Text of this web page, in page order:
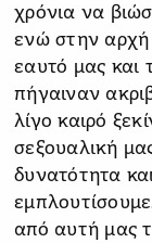
χρόνια να
ενώ στην
εαυτό μας και
πήγαιναν
λίγο καιρό
σεξουαλική
δυνατότητα
από αυτή μας